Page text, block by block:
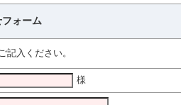
ォーム
記入ください。
様